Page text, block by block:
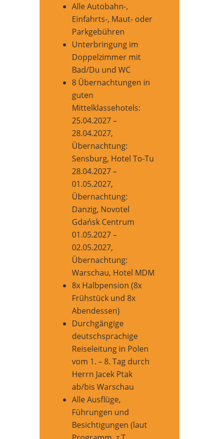
Alle Autobahn-,
Einfahrts-, Maut- oder
Parkgebühren
Unterbringung im
Doppelzimmer mit
Bad/Du und WC
8 Übernachtungen in
guten
Mittelklassehotels:
25.04.2027 –
28.04.2027,
Übernachtung:
Sensburg, Hotel To-Tu
28.04.2027 –
01.05.2027,
Übernachtung:
Danzig, Novotel
Gdańsk Centrum
01.05.2027 –
02.05.2027,
Übernachtung:
Warschau, Hotel MDM
8x Halbpension (8x
Frühstück und 8x
Abendessen)
Durchgängige
deutschsprachige
Reiseleitung in Polen
vom 1. – 8. Tag durch
Herrn Jacek Ptak
ab/bis Warschau
Alle Ausflüge,
Führungen und
Besichtigungen (laut